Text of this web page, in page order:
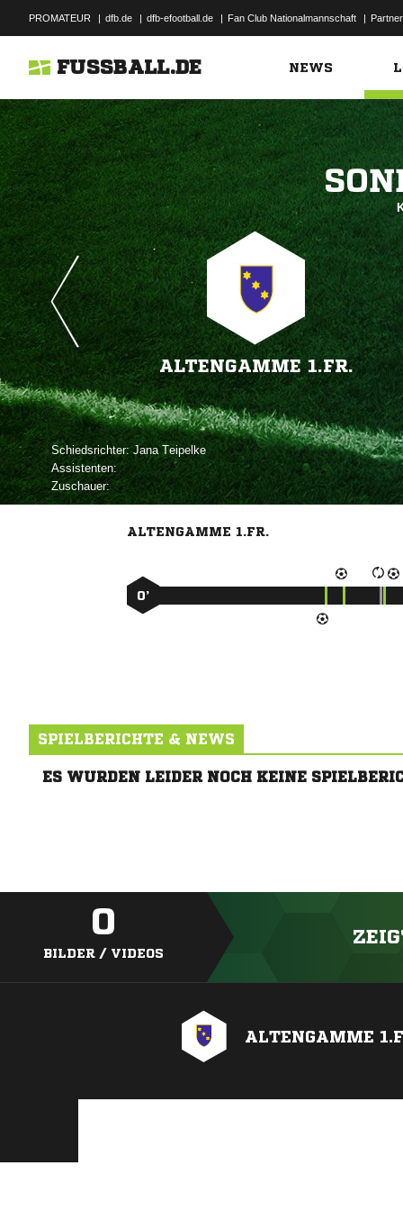
PROMATEUR | dfb.de | dfb-efootball.de | Fan Club Nationalmannschaft | Partner
FUSSBALL.DE NEWS
ALTENGAMME 1.FR.
Schiedsrichter:  
Assistenten:
Zuschauer:
ALTENGAMME 1.FR.
0’
SPIELBERICHTE & NEWS
ES WURDEN LEIDER NOCH KEINE
0
BILDER / VIDEOS
ALTENGAMME